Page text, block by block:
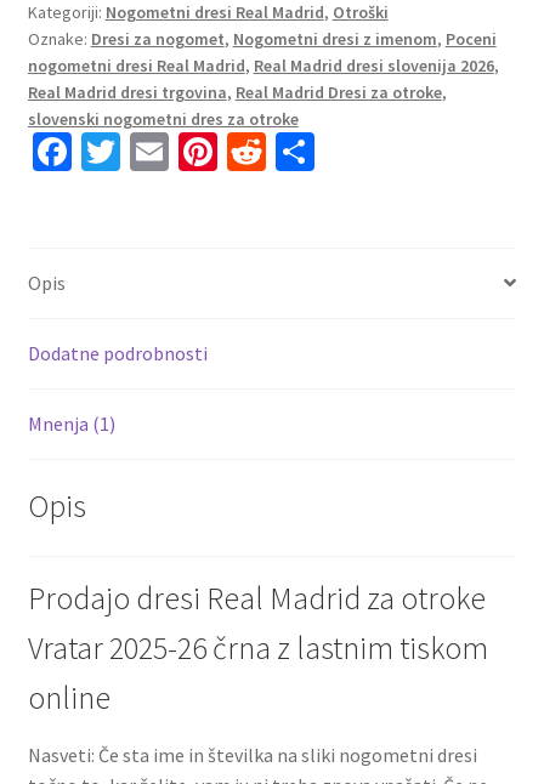
otroke
Vratar
2025-
26
črna
z
količina
Kategoriji: Nogometni dresi Real Madrid, Otroški
Oznake: Dresi za nogomet, Nogometni dresi z imenom, Poceni
nogometni dresi Real Madrid, Real Madrid dresi slovenija 2026,
Real Madrid dresi trgovina, Real Madrid Dresi za otroke,
slovenski nogometni dres za otroke
Fa
k
T E Pi R S
Opis
Dodatne podrobnosti
Mnenja (1)
Opis
Prodajo dresi Real Madrid za otroke
Vratar 2025-26 črna z lastnim tiskom
online
Nasveti: Če sta ime in številka na sliki nogometni dresi